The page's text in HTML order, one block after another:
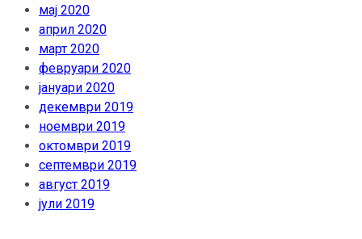
мај 2020
април 2020
март 2020
февруари 2020
јануари 2020
декември 2019
ноември 2019
октомври 2019
септември 2019
август 2019
јули 2019